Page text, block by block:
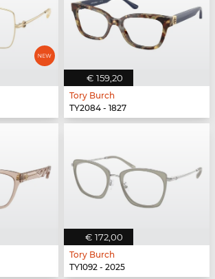
€ 159,20
Tory Burch
TY2084 - 1827
€ 172,00
Tory Burch
TY1092 - 2025